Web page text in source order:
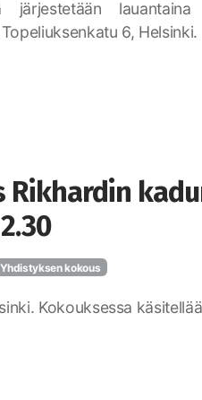
järjestetään
6, Helsinki.
Rikhardin
Yhdistyksen kokous
Kokouksessa